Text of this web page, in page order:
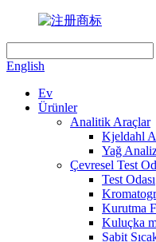
English
Ev
Ürünler
Analitik Araçlar
Kjeldahl
Yağ
Çevresel Test
Test Odası
Kurutma
Kuluçka
Sabit